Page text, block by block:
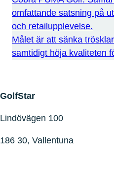
omfattande satsning på
och retailupplevelse.
Målet är att sänka
samtidigt höja kvaliteten
GolfStar
Lindövägen 100
186 30, Vallentuna